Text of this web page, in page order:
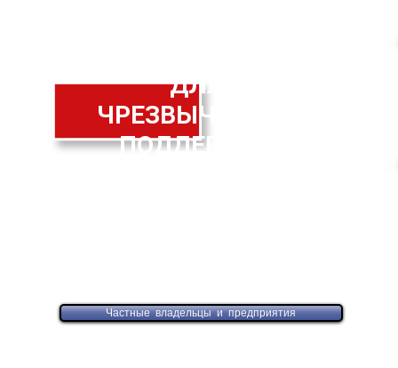
ДЛЯ
ЧРЕЗВЫЧАЙНАЯ
ПОДДЕРЖКА
Частные владельцы и предприятия